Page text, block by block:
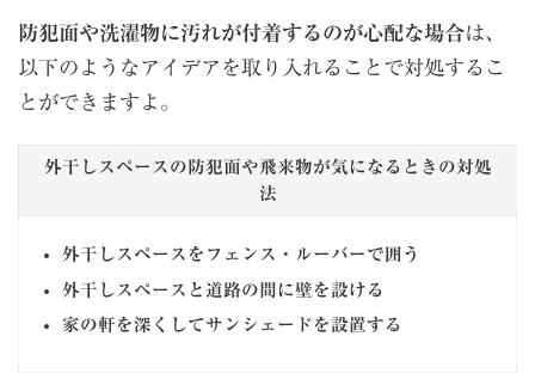
防犯面や洗濯物に汚れが付着するのが心配な場合は、
以下のようなアイデアを取り入れることで対処するこ
とができますよ。
外干しスペースの防犯面や飛来物が気になるときの対処
法
外干しスペースをフェンス・ルーバーで囲う
外干しスペースと道路の間に壁を設ける
家の軒を深くしてサンシェードを設置する